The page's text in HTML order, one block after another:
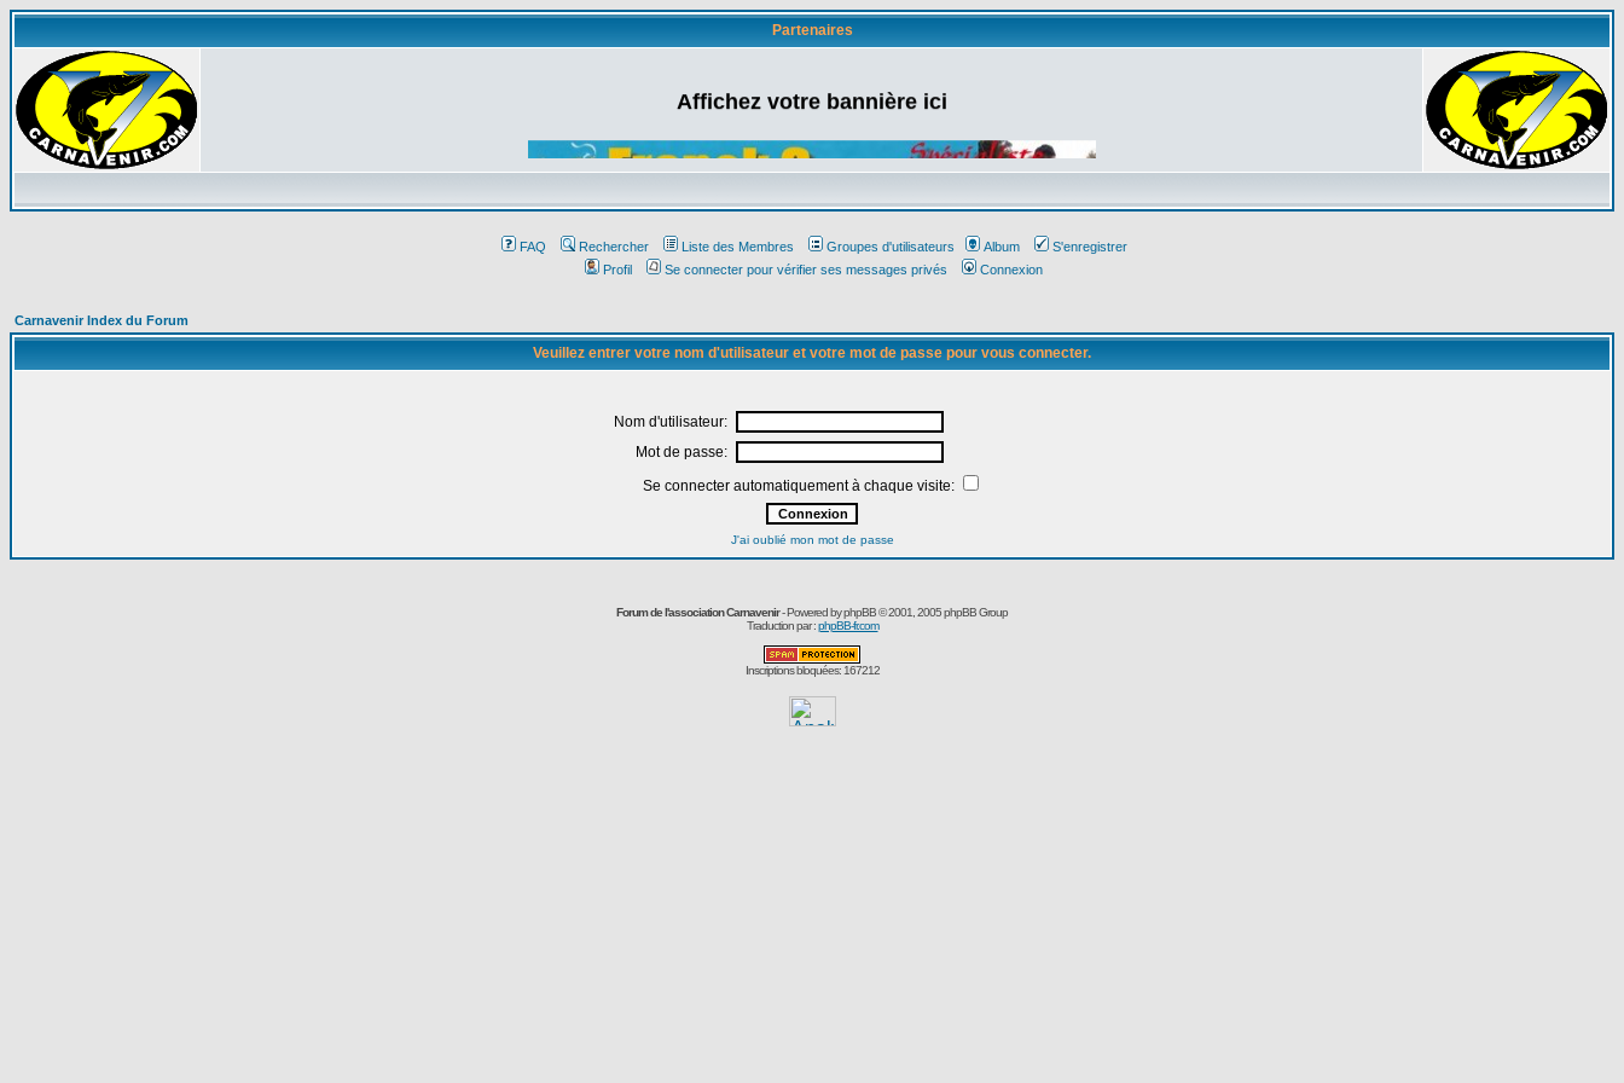
Partenaires
Affichez votre bannière ici
FAQ Rechercher Liste des Membres Groupes d'utilisateurs Album
S'enregistrer
Profil
Se connecter pour vérifier ses messages privés Connexion
Carnavenir Index du Forum
Veuillez entrer votre nom d'utilisateur et votre mot de passe pour vous connecter.
Nom d'utilisateur:
Mot de passe:
Se connecter automatiquement à chaque visite:
J'ai oublié mon mot de passe
Forum de l'association Carnavenir- Powered byphpBB© 2001, 2005 phpBB Group
Traduction par :phpBB-fr.com
Inscriptions bloquées: 167212